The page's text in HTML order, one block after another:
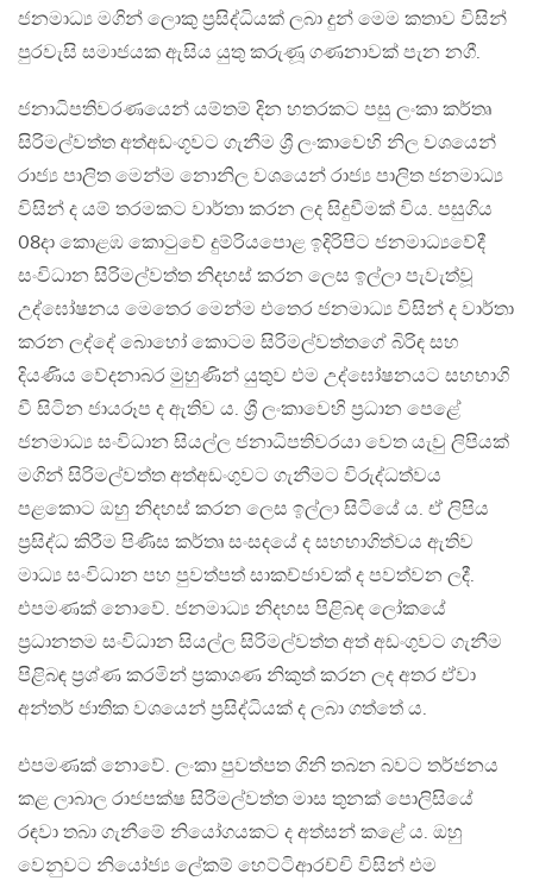
ජනමාධ්‍ය මගින් ලොකු ප්‍රසිද්ධියක් ලබා දුන් මෙම කතාව විසින්
පුරවැසි සමාජයක ඇසිය යුතු කරුණූ ගණනාවක් පැන නගී.
ජනාධිපතිවරණයෙන් යම්තම් දින හතරකට පසු ලංකා කර්තෘ
සිරිමල්වත්ත අත්අඩංගූවට ගැනීම ශ්‍රී ලංකාවෙහි නිල වශයෙන්
රාජ්‍ය පාලිත මෙන්ම නොනිල වශයෙන් රාජ්‍ය පාලිත ජනමාධ්‍ය
විසින් ද යම් තරමකට වාර්තා කරන ලද සිදුවීමක් විය. පසුගිය
08දා කොළඹ කොටුවේ දුම්රියපොළ ඉදිරිපිට ජනමාධ්‍යවේදී
සංවිධාන සිරිමල්වත්ත නිදහස් කරන ලෙස ඉල්ලා පැවැත්වූ
උද්ඝෝෂනය මෙතෙර මෙන්ම එතෙර ජනමාධ්‍ය විසින් ද වාර්තා
කරන ලද්දේ බොහෝ කොටම සිරිමල්වත්තගේ බිරිඳ සහ
දියණිය වේදනාබර මුහුණින් යුතුව එම උද්ඝෝෂනයට සහභාගි
වී සිටින ජායරූප ද ඇතිව ය. ශ්‍රී ලංකාවෙහි ප්‍රධාන පෙළේ
ජනමාධ්‍ය සංවිධාන සියල්ල ජනාධිපතිවරයා වෙත යැවු ලිපියක්
මගින් සිරිමල්වත්ත අත්අඩංගුවට ගැනීමට විරුද්ධත්වය
පළකොට ඔහු නිදහස් කරන ලෙස ඉල්ලා සිටියේ ය. ඒ ලිපිය
ප්‍රසිද්ධ කිරීම පිණිස කර්තෘ සංසදයේ ද සහභාගිත්වය ඇතිව
මාධ්‍ය සංවිධාන පහ පුවත්පත් සාකච්ජාවක් ද පවත්වන ලදී.
එපමණක් නොවේ. ජනමාධ්‍ය නිදහස පිළිබඳ ලෝකයේ
ප්‍රධානතම සංවිධාන සියල්ල සිරිමල්වත්ත අත් අඩංගුවට ගැනීම
පිළිබඳ ප්‍රශ්ණ කරමින් ප්‍රකාශණ නිකුත් කරන ලද අතර ඒවා
අන්තර් ජාතික වශයෙන් ප්‍රසිද්ධියක් ද ලබා ගත්තේ ය.
එපමණක් නොවේ. ලංකා පුවත්පත ගිනි තබන බවට තර්ජනය
කළ ලාබාල රාජපක්ෂ සිරිමල්වත්ත මාස තුනක් පොලිසියේ
රඳවා තබා ගැනීමේ නියෝගයකට ද අත්සන් කළේ ය. ඔහු
වෙනුවට නියෝජ්‍ය ලේකම් හෙට්ටිආරච්චි විසින් එම